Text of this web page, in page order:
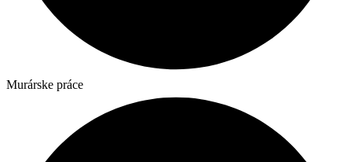
Murárske práce